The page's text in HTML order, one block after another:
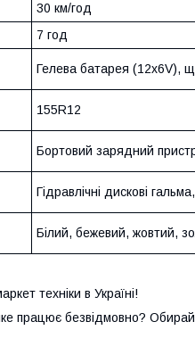
30 км/год
7 год
Гелева батарея (12x6V),
155R12
Бортовий зарядний
Гідравлічні дискові
Білий, бежевий, жовтий,
техніки в Україні!
працює безвідмовно?